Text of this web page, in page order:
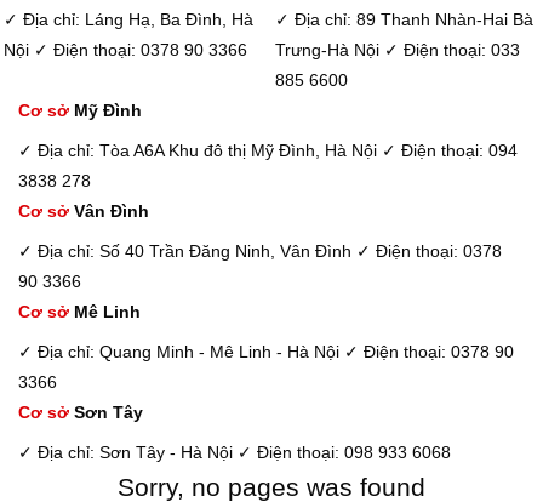
✓ Địa chỉ: Láng Hạ, Ba Đình, Hà
Nội ✓ Điện thoại: 0378 90 3366
✓ Địa chỉ: 89 Thanh Nhàn-Hai Bà
Trưng-Hà Nội ✓ Điện thoại: 033
885 6600
Cơ sở Mỹ Đình
✓ Địa chỉ: Tòa A6A Khu đô thị Mỹ Đình, Hà Nội ✓ Điện thoại: 094
3838 278
Cơ sở Vân Đình
✓ Địa chỉ: Số 40 Trần Đăng Ninh, Vân Đình ✓ Điện thoại: 0378
90 3366
Cơ sở Mê Linh
✓ Địa chỉ: Quang Minh - Mê Linh - Hà Nội ✓ Điện thoại: 0378 90
3366
Cơ sở Sơn Tây
✓ Địa chỉ: Sơn Tây - Hà Nội ✓ Điện thoại: 098 933 6068
Sorry, no pages was found